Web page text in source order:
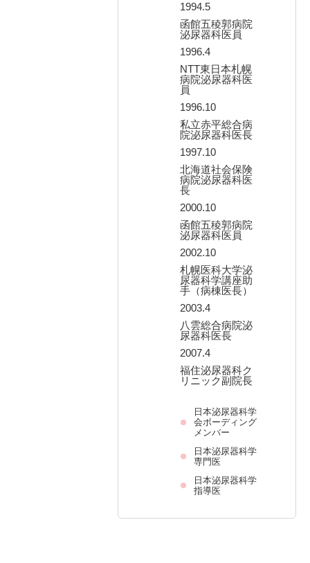
1994.5
函館五稜郭病院
泌尿器科医員
1996.4
NTT東日本札幌
病院泌尿器科医
員
1996.10
私立赤平総合病
院泌尿器科医長
1997.10
北海道社会保険
病院泌尿器科医
長
2000.10
函館五稜郭病院
泌尿器科医員
2002.10
札幌医科大学泌
尿器科学講座助
手（病棟医長）
2003.4
八雲総合病院泌
尿器科医長
2007.4
福住泌尿器科ク
リニック副院長
日本泌尿器科学
会ボーディング
メンバー
日本泌尿器科学
専門医
日本泌尿器科学
指導医